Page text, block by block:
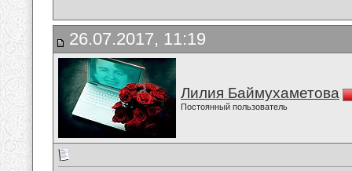
26.07.2017, 11:19
Лилия Баймухаметова
Постоянный пользователь